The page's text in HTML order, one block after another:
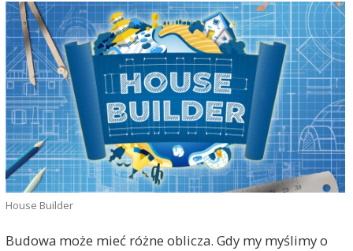
House Builder
Budowa może mieć różne oblicza. Gdy my myślimy o